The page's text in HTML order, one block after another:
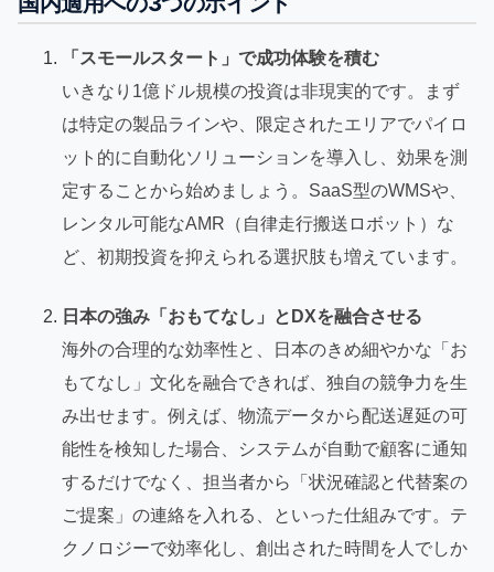
「スモールスタート」で成功体験を積む
いきなり1億ドル規模の投資は非現実的です。まず
は特定の製品ラインや、限定されたエリアでパイロ
ット的に自動化ソリューションを導入し、効果を測
定することから始めましょう。SaaS型のWMSや、
レンタル可能なAMR（自律走行搬送ロボット）な
ど、初期投資を抑えられる選択肢も増えています。
日本の強み「おもてなし」とDXを融合させる
海外の合理的な効率性と、日本のきめ細やかな「お
もてなし」文化を融合できれば、独自の競争力を生
み出せます。例えば、物流データから配送遅延の可
能性を検知した場合、システムが自動で顧客に通知
するだけでなく、担当者から「状況確認と代替案の
ご提案」の連絡を入れる、といった仕組みです。テ
クノロジーで効率化し、創出された時間を人でしか